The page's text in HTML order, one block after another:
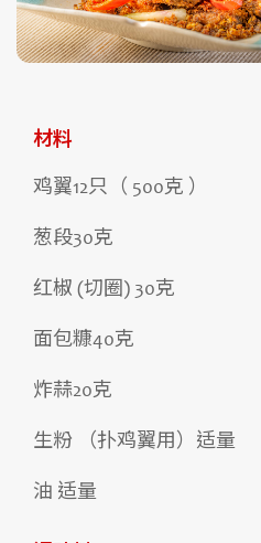
材料
鸡翼12只（ 500克 ）
葱段30克
红椒 (切圈) 30克
面包糠40克
炸蒜20克
生粉 （扑鸡翼用）适量
油 适量